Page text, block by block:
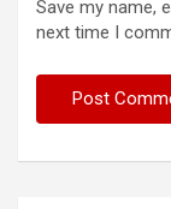
Save my name,
next time I